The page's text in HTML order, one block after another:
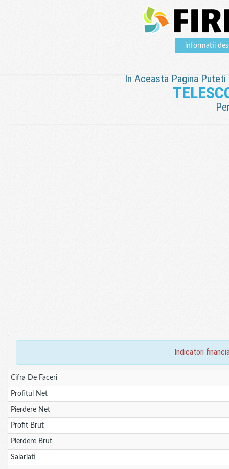
informatii
In Aceasta Pagina
indicatori
Cifra De Faceri
Profitul Net
Pierdere Net
Profit Brut
Pierdere Brut
Salariati